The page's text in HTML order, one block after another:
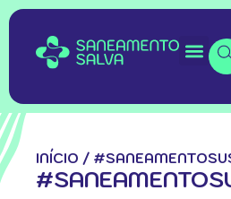
INÍCIO /